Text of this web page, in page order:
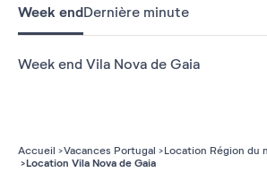
Week endDernière minute
Week end Vila Nova de Gaia
Accueil Vacances Portugal Location Région du
Location Vila Nova de Gaia